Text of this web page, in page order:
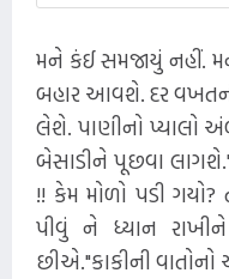
મને કંઈ સમજાયું નહીં.
બહાર આવશે. દર વખતની
લેશે. પાણીનો પ્યાલો
બેસાડીને પૂછવા
!! કેમ મોળો પડી
પીવું ને ધ્યાન
છીએ."કાકીની